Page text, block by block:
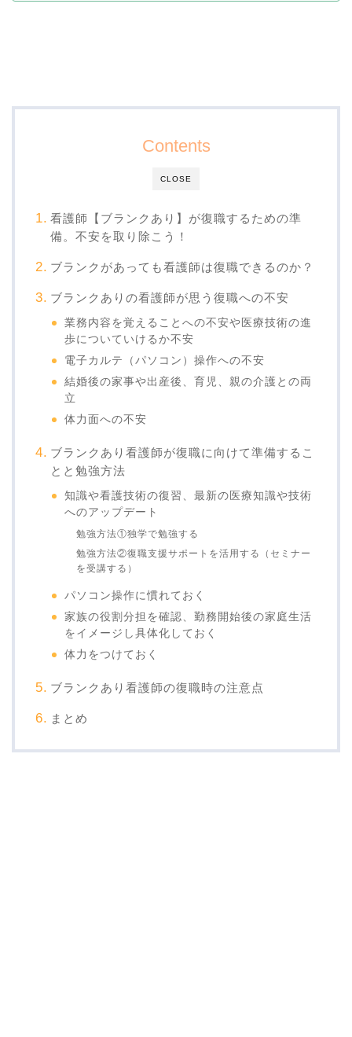
CLOSE
Contents
看護師【ブランクあり】が復職するための準
備。不安を取り除こう！
ブランクがあっても看護師は復職できるのか？
ブランクありの看護師が思う復職への不安
業務内容を覚えることへの不安や医療技術の進
歩についていけるか不安
電子カルテ（パソコン）操作への不安
結婚後の家事や出産後、育児、親の介護との両
立
体力面への不安
ブランクあり看護師が復職に向けて準備するこ
とと勉強方法
知識や看護技術の復習、最新の医療知識や技術
へのアップデート
勉強方法①独学で勉強する
勉強方法②復職支援サポートを活用する（セミナー
を受講する）
パソコン操作に慣れておく
家族の役割分担を確認、勤務開始後の家庭生活
をイメージし具体化しておく
体力をつけておく
ブランクあり看護師の復職時の注意点
まとめ